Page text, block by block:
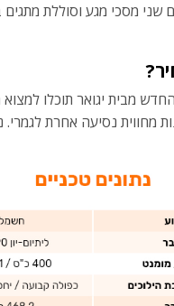
שני מסכי מגע וסוללת
מחווית נסיעה אחרת לגמרי.